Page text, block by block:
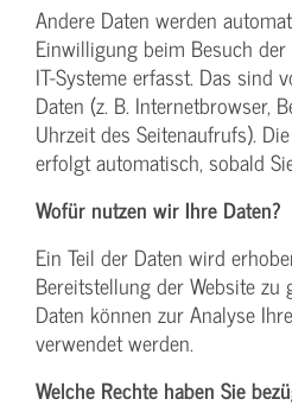
Andere Daten werden
Einwilligung beim Besuch
IT-Systeme erfasst. Das sind
Daten (z. B. Internetbrowser,
Uhrzeit des Seitenaufrufs).
erfolgt automatisch, sobald
Wofür nutzen wir Ihre Daten?
Ein Teil der Daten wird
Bereitstellung der Website zu
Daten können zur Analyse
verwendet werden.
Welche Rechte haben Sie